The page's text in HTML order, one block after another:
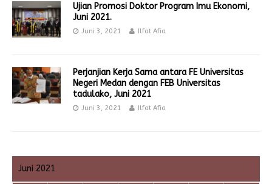
Ujian Promosi Doktor Program Imu Ekonomi,
Juni 2021.
Juni 3, 2021 Ilfat Afia
Perjanjian Kerja Sama antara FE Universitas
Negeri Medan dengan FEB Universitas
tadulako, Juni 2021
Juni 3, 2021 Ilfat Afia
Juni 2021